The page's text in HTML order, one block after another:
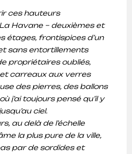
ces hauteurs
Havane – deuxièmes et
étages, frontispices d’un
sans entortillements
propriétaires oubliés,
carreaux aux verres
des pierres, des ballons
j’ai toujours pensé qu’il y
ciel.
au delà de l’échelle
la plus pure de la ville,
par de sordides et